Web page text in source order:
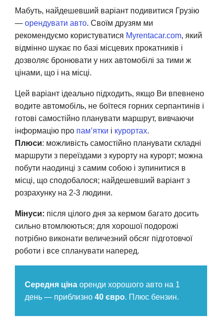
Мабуть, найдешевший варіант подивитися Грузію
— орендувати авто. Своїм друзям ми
рекомендуємо користуватися Myrentacar.com, який
відмінно шукає по базі місцевих прокатників і
дозволяє бронювати у них автомобілі за тими ж
цінами, що і на місці.
Цей варіант ідеально підходить, якщо Ви впевнено
водите автомобіль, не боїтеся горних серпантинів і
готові самостійно планувати маршрут, вивчаючи
інформацію про пам’ятки і курортах.
Плюси: можливість самостійно планувати складні
маршрути з переїздами з курорту на курорт; можна
побути наодинці з самим собою і зупинитися в
місці, що сподобалося; найдешевший варіант з
розрахунку на 2-3 людини.
Мінуси: після цілого дня за кермом багато досить
сильно втомлюються; для хорошої подорожі
потрібно виконати величезний обсяг підготовчої
роботи і все спланувати наперед.
Середня ціна оренди хорошого авто на 1
день — приблизно 40 євро. Плюс бензин.